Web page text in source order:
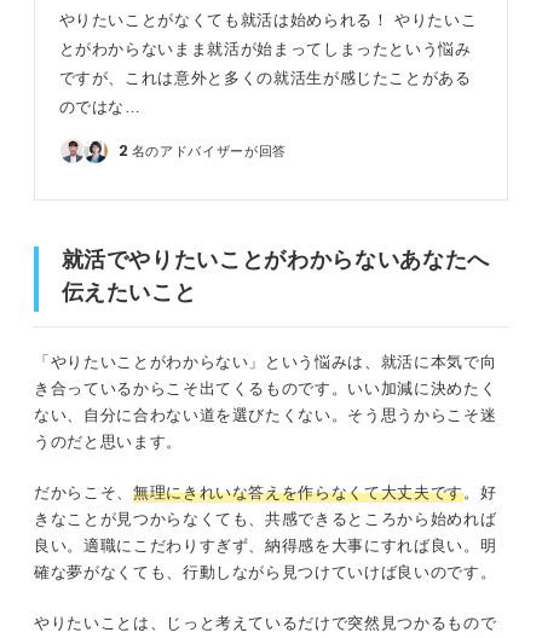
やりたいことがなくても就活は始められる！ やりたいこ
とがわからないまま就活が始まってしまったという悩み
ですが、これは意外と多くの就活生が感じたことがある
のではな…
2 名のアドバイザーが回答
就活でやりたいことがわからないあなたへ
伝えたいこと
「やりたいことがわからない」という悩みは、就活に本気で向
き合っているからこそ出てくるものです。いい加減に決めたく
ない、自分に合わない道を選びたくない。そう思うからこそ迷
うのだと思います。
だからこそ、 無理にきれいな答えを作らなくて大丈夫です。好
きなことが見つからなくても、共感できるところから始めれば
良い。適職にこだわりすぎず、納得感を大事にすれば良い。明
確な夢がなくても、行動しながら見つけていけば良いのです。
やりたいことは、じっと考えているだけで突然見つかるもので